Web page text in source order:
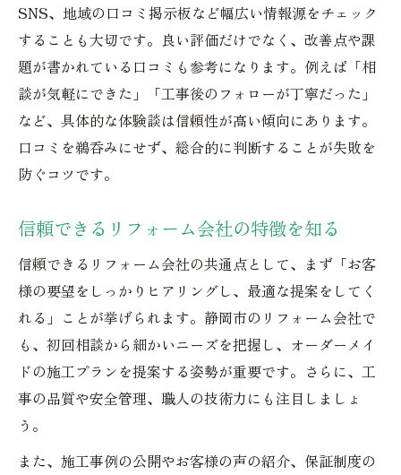
SNS、地域の口コミ掲示板など幅広い情報源をチェック
することも大切です。良い評価だけでなく、改善点や課
題が書かれている口コミも参考になります。例えば「相
談が気軽にできた」「工事後のフォローが丁寧だった」
など、具体的な体験談は信頼性が高い傾向にあります。
口コミを鵜呑みにせず、総合的に判断することが失敗を
防ぐコツです。
信頼できるリフォーム会社の特徴を知る
信頼できるリフォーム会社の共通点として、まず「お客
様の要望をしっかりヒアリングし、最適な提案をしてく
れる」ことが挙げられます。静岡市のリフォーム会社で
も、初回相談から細かいニーズを把握し、オーダーメイ
ドの施工プランを提案する姿勢が重要です。さらに、工
事の品質や安全管理、職人の技術力にも注目しましょ
う。
また、施工事例の公開やお客様の声の紹介、保証制度の